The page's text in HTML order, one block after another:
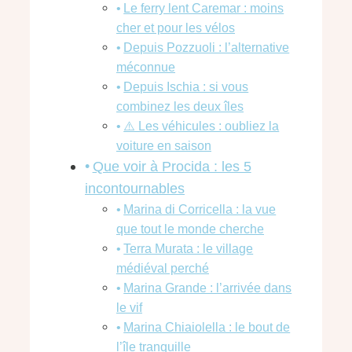
Le ferry lent Caremar : moins
cher et pour les vélos
Depuis Pozzuoli : l’alternative
méconnue
Depuis Ischia : si vous
combinez les deux îles
⚠️ Les véhicules : oubliez la
voiture en saison
Que voir à Procida : les 5
incontournables
Marina di Corricella : la vue
que tout le monde cherche
Terra Murata : le village
médiéval perché
Marina Grande : l’arrivée dans
le vif
Marina Chiaiolella : le bout de
l’île tranquille